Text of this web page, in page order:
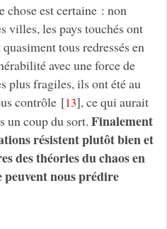
chose est certaine : non
villes, les pays touchés ont
tous redressés en
avec une force de
plus fragiles, ils ont été au
contrôle[13], ce qui aurait
un coup du sort. Finalement
résistent plutôt bien et
des théories du chaos en
peuvent nous prédire